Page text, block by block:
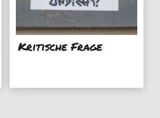
Kritische Frage